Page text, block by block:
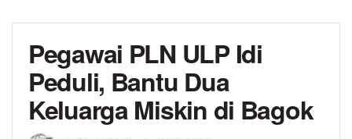
Pegawai PLN ULP Idi
Peduli, Bantu Dua
Keluarga Miskin di Bagok